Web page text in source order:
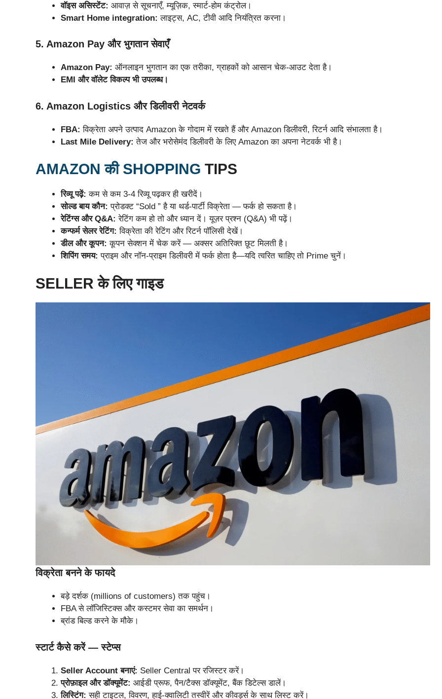
वॉइस असिस्टेंट: आवाज़ से सूचनाएँ, म्यूज़िक, स्मार्ट-होम कंट्रोल।
Smart Home integration: लाइट्स, AC, टीवी आदि नियंत्रित करना।
5. Amazon Pay और भुगतान सेवाएँ
Amazon Pay: ऑनलाइन भुगतान का एक तरीका, ग्राहकों को आसान चेक-आउट देता है।
EMI और वॉलेट विकल्प भी उपलब्ध।
6. Amazon Logistics और डिलीवरी नेटवर्क
FBA: विक्रेता अपने उत्पाद Amazon के गोदाम में रखते हैं और Amazon डिलीवरी, रिटर्न आदि संभालता है।
Last Mile Delivery: तेज और भरोसेमंद डिलीवरी के लिए Amazon का अपना नेटवर्क भी है।
AMAZON की SHOPPING TIPS
रिव्यू पढ़ें: कम से कम 3-4 रिव्यू पढ़कर ही खरीदें।
सोल्ड बाय कौन: प्रोडक्ट “Sold ” है या थर्ड-पार्टी विक्रेता — फर्क हो सकता है।
रेटिंग्स और Q&A: रेटिंग कम हो तो और ध्यान दें। यूज़र प्रश्न (Q&A) भी पढ़ें।
कन्फर्म सेलर रेटिंग: विक्रेता की रेटिंग और रिटर्न पॉलिसी देखें।
डील और कूपन: कूपन सेक्शन में चेक करें — अक्सर अतिरिक्त छूट मिलती है।
शिपिंग समय: प्राइम और नॉन-प्राइम डिलीवरी में फर्क होता है—यदि त्वरित चाहिए तो Prime चुनें।
SELLER के लिए गाइड
विक्रेता बनने के फायदे
बड़े दर्शक (millions of customers) तक पहुंच।
FBA से लॉजिस्टिक्स और कस्टमर सेवा का समर्थन।
ब्रांड बिल्ड करने के मौके।
स्टार्ट कैसे करें — स्टेप्स
Seller Account बनाएं: Seller Central पर रजिस्टर करें।
प्रोफ़ाइल और डॉक्यूमेंट: आईडी प्रूफ, पैन/टैक्स डॉक्यूमेंट, बैंक डिटेल्स डालें।
लिस्टिंग: सही टाइटल, विवरण, हाई-क्वालिटी तस्वीरें और कीवर्ड्स के साथ लिस्ट करें।